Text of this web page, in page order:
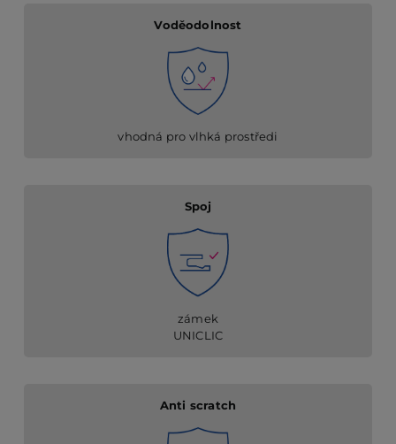
Voděodolnost
vhodná pro vlhká prostředi
Spoj
zámek
UNICLIC
Anti scratch